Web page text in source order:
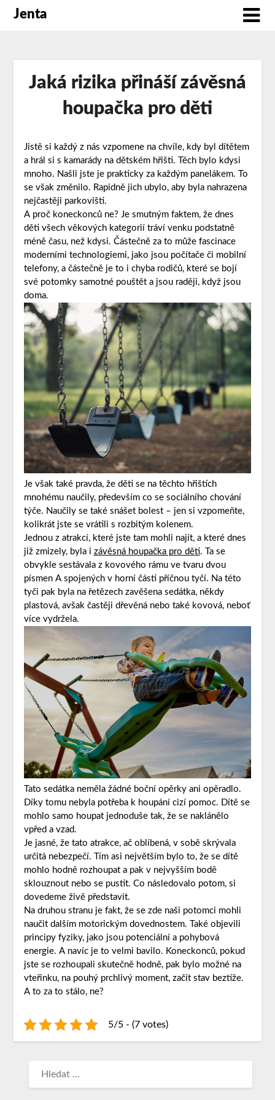
Jenta
Jaká rizika přináší závěsná
houpačka pro děti
Jistě si každý z nás vzpomene na chvíle, kdy byl dítětem
a hrál si s kamarády na dětském hřišti. Těch bylo kdysi
mnoho. Našli jste je prakticky za každým panelákem. To
se však změnilo. Rapidně jich ubylo, aby byla nahrazena
nejčastěji parkovišti.
A proč koneckonců ne? Je smutným faktem, že dnes
děti všech věkových kategorií tráví venku podstatně
méně času, než kdysi. Částečně za to může fascinace
moderními technologiemi, jako jsou počítače či mobilní
telefony, a částečně je to i chyba rodičů, které se bojí
své potomky samotné pouštět a jsou raději, když jsou
doma.
Je však také pravda, že děti se na těchto hřištích
mnohému naučily, především co se sociálního chování
týče. Naučily se také snášet bolest – jen si vzpomeňte,
kolikrát jste se vrátili s rozbitým kolenem.
Jednou z atrakcí, které jste tam mohli najít, a které dnes
již zmizely, byla i závěsná houpačka pro děti. Ta se
obvykle sestávala z kovového rámu ve tvaru dvou
písmen A spojených v horní části příčnou tyčí. Na této
tyči pak byla na řetězech zavěšena sedátka, někdy
plastová, avšak častěji dřevěná nebo také kovová, neboť
více vydržela.
Tato sedátka neměla žádné boční opěrky ani opěradlo.
Díky tomu nebyla potřeba k houpání cizí pomoc. Dítě se
mohlo samo houpat jednoduše tak, že se naklánělo
vpřed a vzad.
Je jasné, že tato atrakce, ač oblíbená, v sobě skrývala
určitá nebezpečí. Tím asi největším bylo to, že se dítě
mohlo hodně rozhoupat a pak v nejvyšším bodě
sklouznout nebo se pustit. Co následovalo potom, si
dovedeme živě představit.
Na druhou stranu je fakt, že se zde naši potomci mohli
naučit dalším motorickým dovednostem. Také objevili
principy fyziky, jako jsou potenciální a pohybová
energie. A navíc je to velmi bavilo. Koneckonců, pokud
jste se rozhoupali skutečně hodně, pak bylo možné na
vteřinku, na pouhý prchlivý moment, začít stav beztíže.
A to za to stálo, ne?
5/5 - (7 votes)